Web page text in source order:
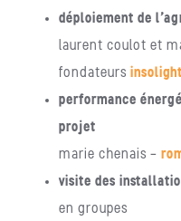
déploiement de
laurent coulot et
fondateurs insolight
performance
projet
marie chenais –
visite des
en groupes